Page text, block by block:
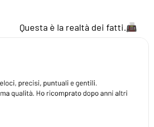
Questa è la realtà dei fatti.